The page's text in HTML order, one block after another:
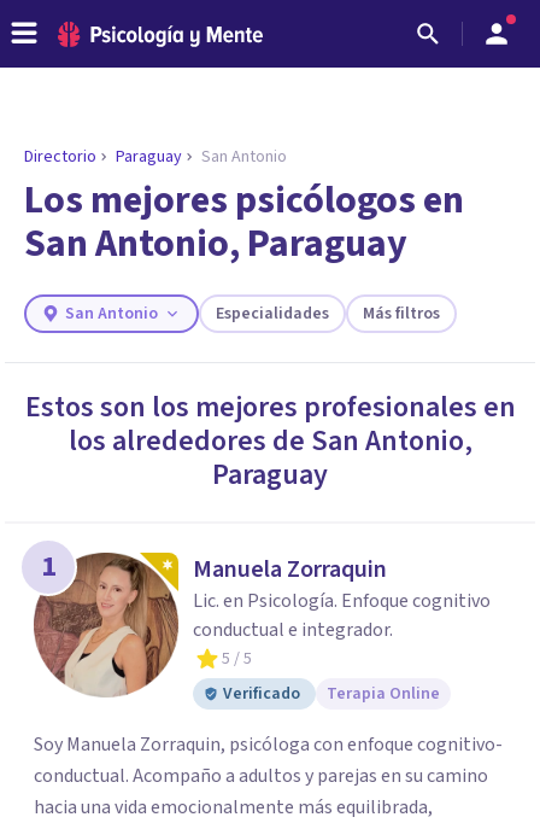
ENCONTRAR MI TERAPEUTA
¿Necesitas ayuda para encontrar el
psicólogo adecuado?
los profesionales que más se ajustan a tus
necesidades.
Responder cuestionario
Directorio Paraguay San Antonio
Los mejores psicólogos en
San Antonio, Paraguay
San Antonio Especialidades Más filtros
Estos son los mejores profesionales en
los alrededores de San Antonio,
Paraguay
1 Manuela Zorraquin
Lic. en Psicología. Enfoque cognitivo
conductual e integrador.
5 / 5
Verificado
Terapia Online
Soy Manuela Zorraquin, psicóloga con enfoque cognitivo-
conductual. Acompaño a adultos y parejas en su camino
hacia una vida emocionalmente más equilibrada,